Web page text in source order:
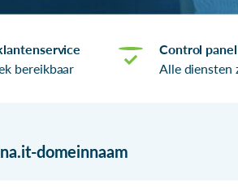
bereikbaar
Control panel
Alle diensten
domeinnaam